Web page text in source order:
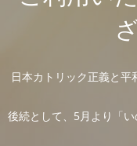
日本カトリック正義と
後続として、5月より「